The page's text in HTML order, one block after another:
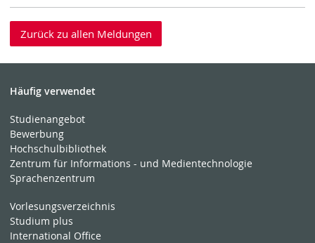
Zurück zu allen Meldungen
Häufig verwendet
Studienangebot
Bewerbung
Hochschulbibliothek
Zentrum für Informations - und Medientechnologie
Sprachenzentrum
Vorlesungsverzeichnis
Studium plus
International Office